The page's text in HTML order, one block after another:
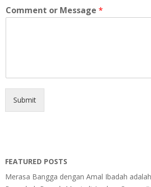
Comment or Message *
Submit
FEATURED POSTS
Merasa Bangga dengan Amal Ibadah